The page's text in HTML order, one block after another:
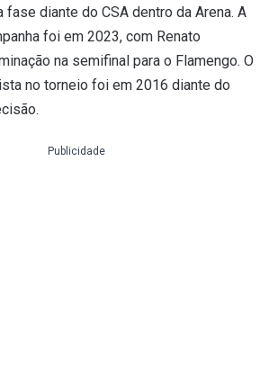
fase diante do CSA dentro da Arena. A
foi em 2023, com Renato
na semifinal para o Flamengo. O
no torneio foi em 2016 diante do
Publicidade